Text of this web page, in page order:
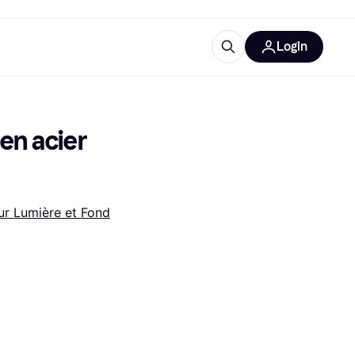
Login
acier
Lumière et Fond